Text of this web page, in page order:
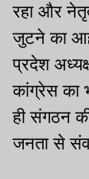
रहा और
जुटने का
प्रदेश
कांग्रेस का
ही संगठन
जनता से